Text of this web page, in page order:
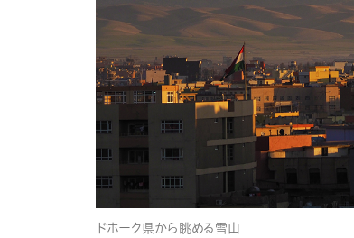
ドホーク県から眺める雪山